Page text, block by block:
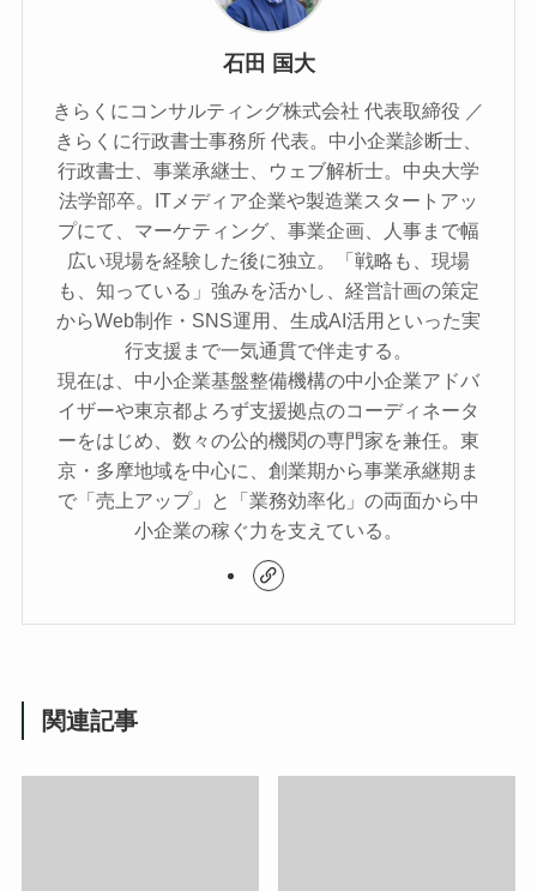
石田 国大
きらくにコンサルティング株式会社 代表取締役 ／
きらくに行政書士事務所 代表。中小企業診断士、
行政書士、事業承継士、ウェブ解析士。中央大学
法学部卒。ITメディア企業や製造業スタートアッ
プにて、マーケティング、事業企画、人事まで幅
広い現場を経験した後に独立。「戦略も、現場
も、知っている」強みを活かし、経営計画の策定
からWeb制作・SNS運用、生成AI活用といった実
行支援まで一気通貫で伴走する。
現在は、中小企業基盤整備機構の中小企業アドバ
イザーや東京都よろず支援拠点のコーディネータ
ーをはじめ、数々の公的機関の専門家を兼任。東
京・多摩地域を中心に、創業期から事業承継期ま
で「売上アップ」と「業務効率化」の両面から中
小企業の稼ぐ力を支えている。
関連記事